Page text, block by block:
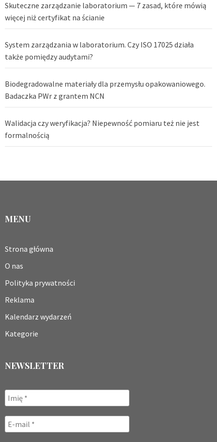
Skuteczne zarządzanie laboratorium — 7 zasad, które mówią
więcej niż certyfikat na ścianie
System zarządzania w laboratorium. Czy ISO 17025 działa
także pomiędzy audytami?
Biodegradowalne materiały dla przemysłu opakowaniowego.
Badaczka PWr z grantem NCN
Walidacja czy weryfikacja? Niepewność pomiaru też nie jest
formalnością
MENU
Strona główna
O nas
Polityka prywatności
Reklama
Kalendarz wydarzeń
Kategorie
NEWSLETTER